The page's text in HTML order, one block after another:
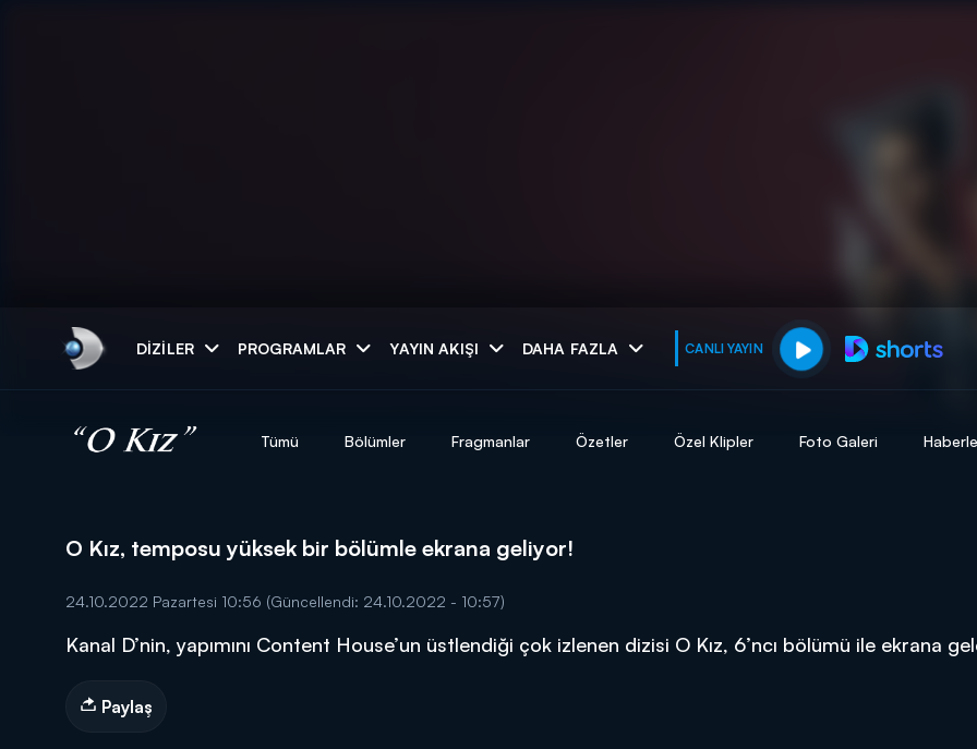
DIZILER PROGRAMLAR YAYIN AKIŞI DAHA FAZLA CANLI YAYIN
muhteşem ikili
DİĞER SONUÇLAR
Tümü Bölümler Fragmanlar Özetler Özel Klipler Foto Galeri
O Kız, temposu yüksek bir bölümle ekrana geliyor!
24.10.2022 Pazartesi 10:56 (Güncellendi: 24.10.2022 - 10:57)
Kanal D’nin, yapımını Content House’un üstlendiği çok izlenen dizisi O Kız, 6’ncı bölümü ile ekrana
Paylaş